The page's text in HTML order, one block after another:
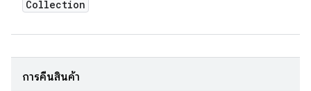
Collection
การคืนสินค้า